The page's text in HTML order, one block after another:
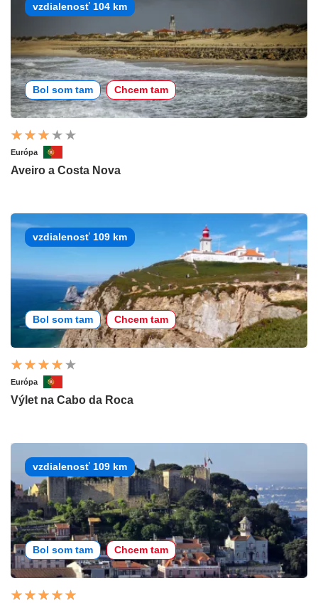
vzdialenosť 104 km
Bol som tam Chcem tam
Európa
Aveiro a Costa Nova
vzdialenosť 109 km
Bol som tam Chcem tam
Európa
Výlet na Cabo da Roca
vzdialenosť 109 km
Bol som tam Chcem tam